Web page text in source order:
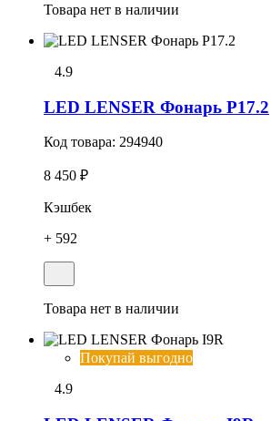
Товара нет в наличии
4.9
LED LENSER Фонарь P17.2
Код товара: 294940
8 450 ₽
Кэшбек
+ 592
Товара нет в наличии
Покупай выгодно
4.9